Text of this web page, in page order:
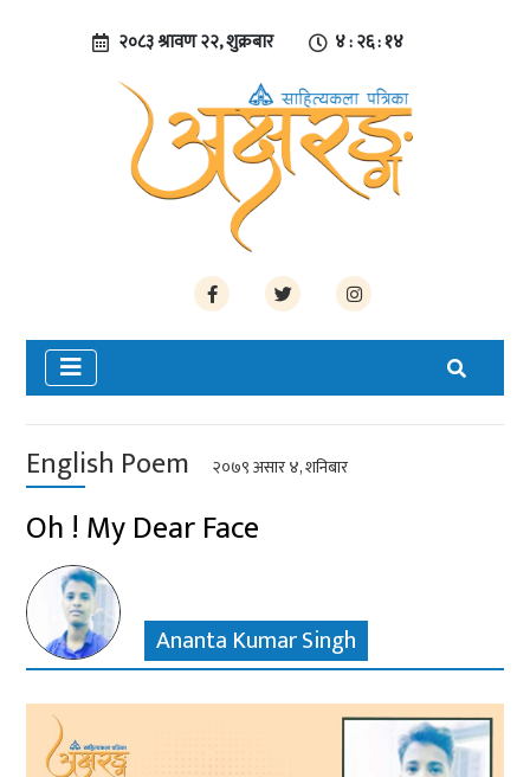
२०८३ श्रावण २२, शुक्रबार ४ : २६ : १४
English Poem २०७९ असार ४, शनिबार
Oh ! My Dear Face
Ananta Kumar Singh